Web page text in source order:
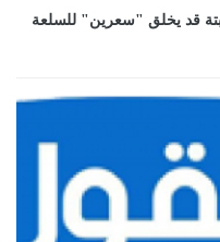
قد يخلق "سعرين" للسلعة